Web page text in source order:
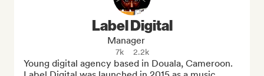
Label Digital
Manager
7k 2.2k
Young digital agency based in Douala, Cameroon.